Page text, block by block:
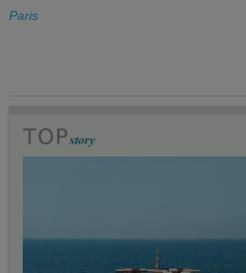
Paris